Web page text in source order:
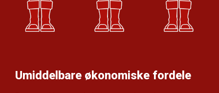
Umiddelbare økonomiske fordele